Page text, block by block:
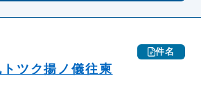
件名
ツク揚ノ儀往柬